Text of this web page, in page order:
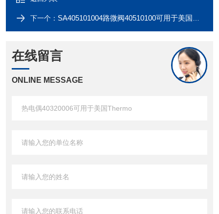
下一个： SA405101004路微阀40510100可用于美国Thermo
在线留言
ONLINE MESSAGE